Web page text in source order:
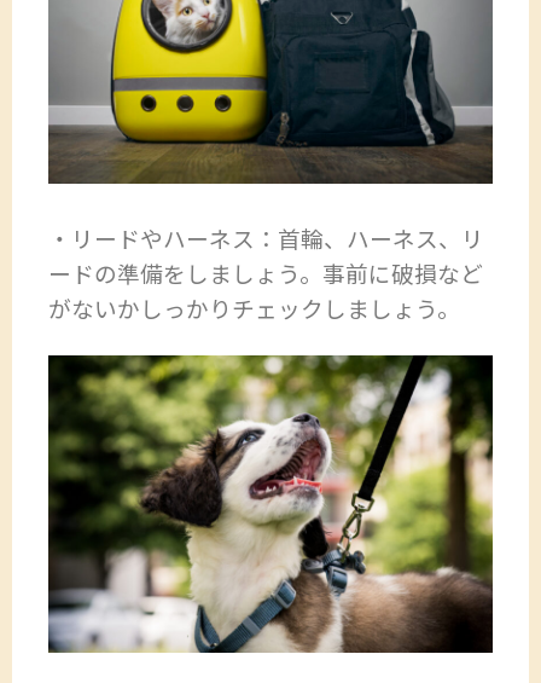
・リードやハーネス：首輪、ハーネス、リ
ードの準備をしましょう。事前に破損など
がないかしっかりチェックしましょう。